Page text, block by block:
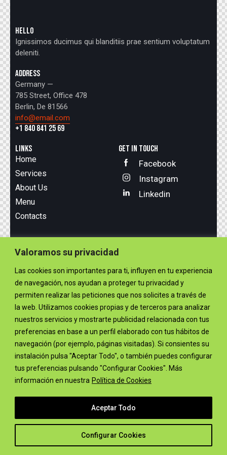
Valoramos su privacidad
Las cookies son importantes para ti, influyen en tu experiencia
de navegación, nos ayudan a proteger tu privacidad y
permiten realizar las peticiones que nos solicites a través de
la web. Utilizamos cookies propias y de terceros para analizar
nuestros servicios y mostrarte publicidad relacionada con tus
preferencias en base a un perfil elaborado con tus hábitos de
navegación (por ejemplo, páginas visitadas). Si consientes su
instalación pulsa "Aceptar Todo", o también puedes configurar
tus preferencias pulsando "Configurar Cookies". Más
información en nuestra Política de Cookies
Configurar Cookies
Aceptar Todo
HELLO
Ignissimos ducimus qui blanditiis prae sentium voluptatum
deleniti.
ADDRESS
Germany —
785 Street, Office 478
Berlin, De 81566
info@email.com
+1 840 841 25 69
LINKS
Home
Services
About Us
Menu
Contacts
GET IN TOUCH
Facebook
Instagram
Linkedin
AncoraThemes© {{Y}}. All Rights Reserved.